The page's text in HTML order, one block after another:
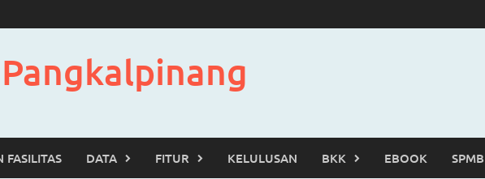
FASILITAS DATA FITUR KELULUSAN BKK EBOOK